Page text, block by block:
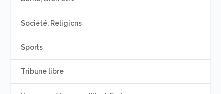
Société, Religions
Sports
Tribune libre